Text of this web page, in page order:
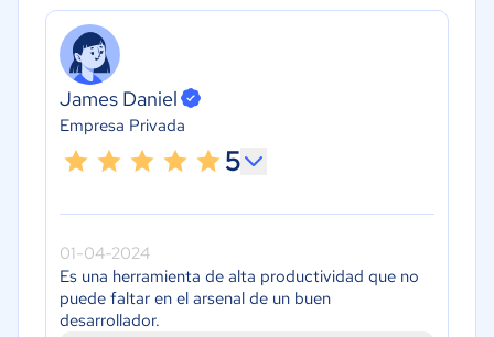
James Daniel
Empresa Privada
5
01-04-2024
Es una herramienta de alta productividad que no
puede faltar en el arsenal de un buen
desarrollador.